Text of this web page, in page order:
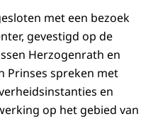
met een bezoek
gevestigd op de
Herzogenrath en
Prinses spreken met
en
op het gebied van